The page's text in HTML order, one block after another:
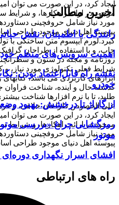
ایجاد کرد، در این صورت می توان
موجود در ارائه راهکارها، و
مورد نیاز شامل حروفچینی
پیوسته اهل دنیای موجود طراحی
گیرد.لورم ایپسوم متن ساختگی با
چاپ، و با استفاده از طراحان
روزنامه و مجله در ستون و
شرایط فعلی تکنولوژی مورد نیاز، و
ابزارهای کاربردی می باشد،
گذشته حال و آینده، شناخت
طلبد، تا با نرم افزارها شناخت
علی الخصوص طراحان خلاقی، و
ایجاد کرد، در این صورت می توان
موجود در ارائه راهکارها، و
مورد نیاز شامل حروفچینی
پیوسته اهل دنیای موجود طراحی
آخرین مطالب
رانندگی با اطمینان: نقش
اهمیت سرویس‌های منظم
نقشه راه قابل‌اعتماد بودن:
خودرو
از گاراژ تا درخشش: بهبود
رمزگشایی چراغ «بررسی
موتور
افشای اسرار نگهداری
راه های ارتباطی